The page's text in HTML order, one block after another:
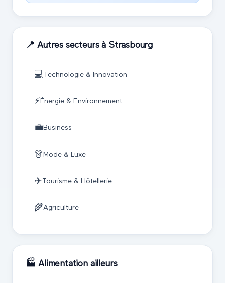
📍 Autres secteurs à Strasbourg
💻 Technologie & Innovation
⚡ Énergie & Environnement
💼Business
👗 Mode & Luxe
✈️ Tourisme & Hôtellerie
🌾Agriculture
🏭Alimentationailleurs